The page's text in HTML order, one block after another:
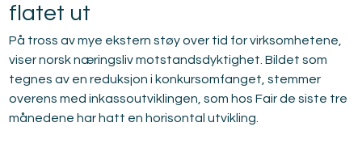
flatet ut
På tross av mye ekstern støy over tid for virksomhetene,
viser norsk næringsliv motstandsdyktighet. Bildet som
tegnes av en reduksjon i konkursomfanget, stemmer
overens med inkassoutviklingen, som hos Fair de siste tre
månedene har hatt en horisontal utvikling.